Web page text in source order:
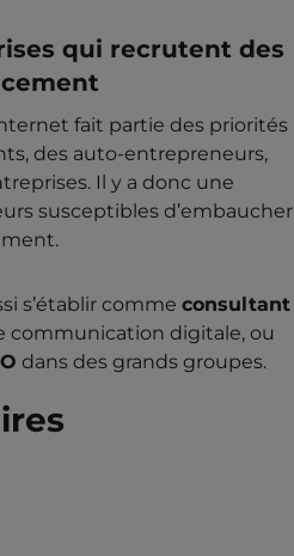
qui recrutent des
fait partie des priorités
des auto-entrepreneurs,
Il y a donc une
susceptibles d’embaucher
s’établir comme consultant
communication digitale, ou
dans des grands groupes.